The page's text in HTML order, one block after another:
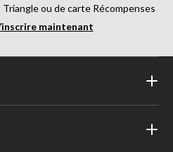
Triangle ou de carte Récompenses
maintenant